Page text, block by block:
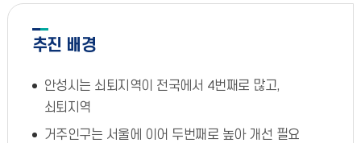
추진 배경
안성시는 쇠퇴지역이 전국에서 4번째로 많고,
쇠퇴지역
거주인구는 서울에 이어 두번째로 높아 개선 필요